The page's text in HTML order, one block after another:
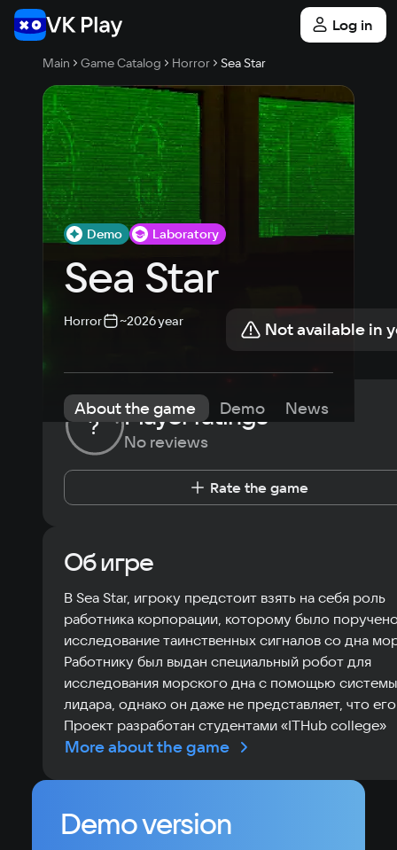
Log in
Main Game Catalog Horror Sea Star
Demo Laboratory
Sea Star
Horror ~2026 year Not available in
About the game Demo News
? Player ratings
No reviews
Rate the game
Об игре
В Sea Star, игроку предстоит взять на себя роль
работника корпорации, которому было
исследование таинственных сигналов со дна
Работнику был выдан специальный робот для
исследования морского дна с помощью системы
лидара, однако он даже не представляет, что
Проект разработан студентами «ITHub college»
More about the game
Demo version